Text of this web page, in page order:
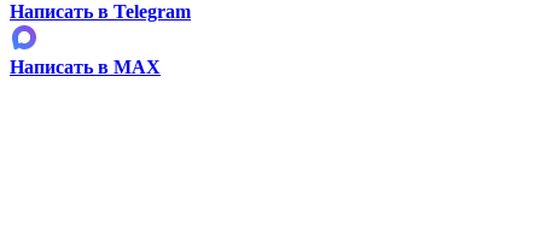
Написать в Telegram
Написать в MAX